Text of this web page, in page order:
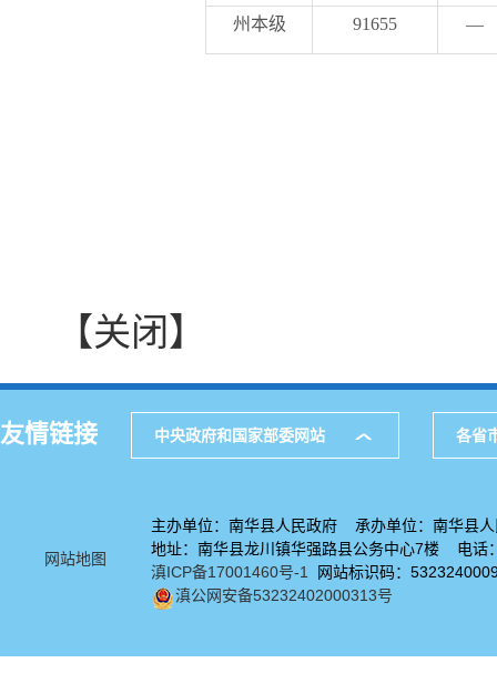
州本级 91655 —
【关闭】
友情链接 中央政府和国家部委网站 各省
网站地图
主办单位：南华县人民政府 承办单位：南华县人
地址：南华县龙川镇华强路县公务中心7楼 电
滇ICP备17001460号-1
网站标识码：
滇公网安备53232402000313号